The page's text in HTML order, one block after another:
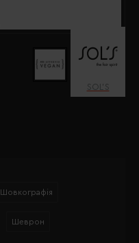
SOL’S
Шовкографія
Шеврон